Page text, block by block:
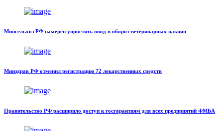
Минсельхоз РФ намерен упростить ввод в оборот ветеринарных вакцин
Минздрав РФ отменил регистрацию 72 лекарственных средств
Правительство РФ расширило доступ к госгарантиям для всех предприятий ФМБА